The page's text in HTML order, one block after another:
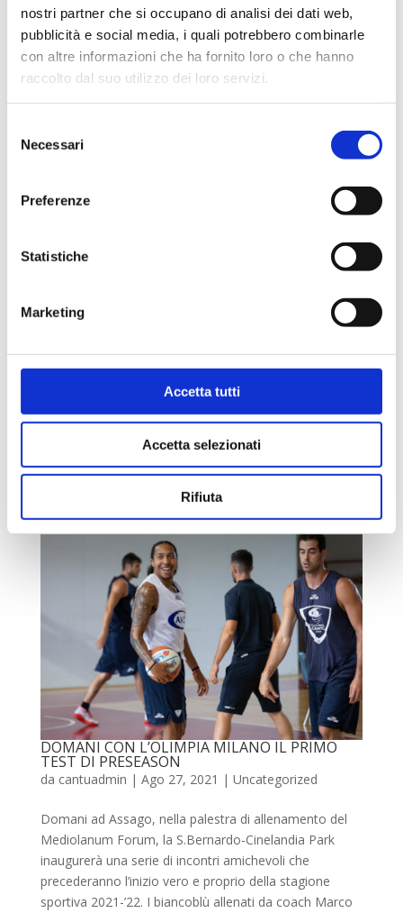
nostri partner che si occupano di analisi dei dati web,
pubblicità e social media, i quali potrebbero combinarle
con altre informazioni che ha fornito loro o che hanno
raccolto dal suo utilizzo dei loro servizi.
delNecessari
Preferenze
Statistiche
Marketing
Accetta tutti
Accetta selezionati
Rifiuta
tenere conto del risultato finale, ha permesso a coach
Sodini di...
L’INCONTRO TRA COACH SODINI E MISTER
GATTUSO A “BIANCOBLUTV”
Uno ha 53 anni, è comasco e ha un passato da
calciatore, ex difensore. L’altro, viareggino, ne ha 48 e
vive sui campi da basket praticamente da sempre. Che
cosa hanno in comune mister Giacomo Gattuso (a
due...
DOMANI CON L’OLIMPIA MILANO IL PRIMO
TEST DI PRESEASON
da cantuadmin | Ago 27, 2021 | Uncategorized
Domani ad Assago, nella palestra di allenamento del
Mediolanum Forum, la S.Bernardo-Cinelandia Park
inaugurerà una serie di incontri amichevoli che
precederanno l’inizio vero e proprio della stagione
sportiva 2021-’22. I biancoblù allenati da coach Marco